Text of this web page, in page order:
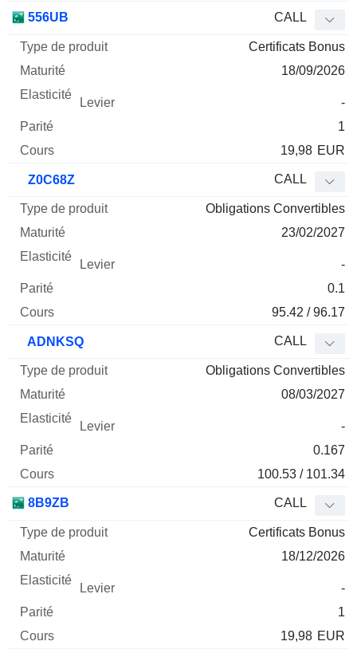
556UB CALL
Certificats Bonus
18/09/2026
-
1
19,98 EUR
Z0C68Z CALL
Obligations Convertibles
23/02/2027
-
0.1
95.42 / 96.17
ADNKSQ CALL
Obligations Convertibles
08/03/2027
-
0.167
100.53 / 101.34
8B9ZB CALL
Certificats Bonus
18/12/2026
-
1
19,98 EUR